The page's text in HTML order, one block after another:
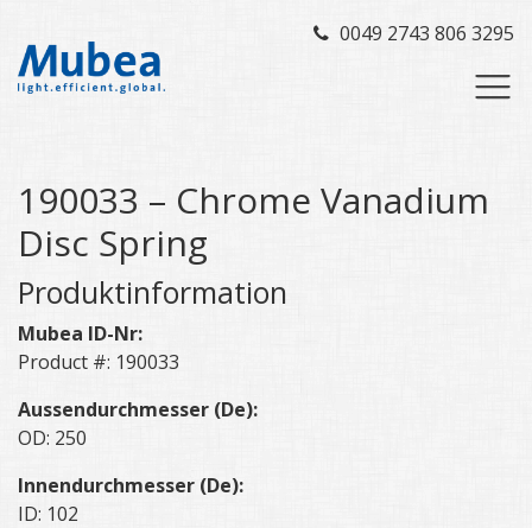
0049 2743 806 3295
190033 – Chrome Vanadium
Disc Spring
Produktinformation
Mubea ID-Nr:
Product #: 190033
Aussendurchmesser (De):
OD: 250
Innendurchmesser (De):
ID: 102